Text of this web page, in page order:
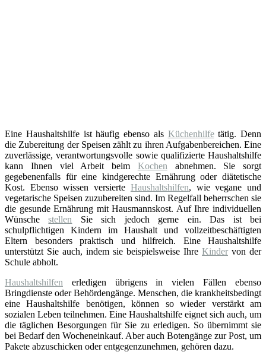
Eine Haushaltshilfe ist häufig ebenso als Küchenhilfetätig. Denn
die Zubereitung der Speisen zählt zu ihren Aufgabenbereichen. Eine
zuverlässige, verantwortungsvolle sowie qualifizierte Haushaltshilfe
kann Ihnen viel Arbeit beim Kochen abnehmen. Sie sorgt
gegebenenfalls für eine kindgerechte Ernährung oder diätetische
Kost. Ebenso wissen versierte Haushaltshilfen, wie vegane und
vegetarische Speisen zuzubereiten sind. Im Regelfall beherrschen sie
die gesunde Ernährung mit Hausmannskost. Auf Ihre individuellen
Wünschestellen Sie sich jedoch gerne ein. Das ist bei
schulpflichtigen Kindern im Haushalt und vollzeitbeschäftigten
Eltern besonders praktisch und hilfreich. Eine Haushaltshilfe
unterstützt Sie auch, indem sie beispielsweise Ihre Kinder von der
Schule abholt.
Haushaltshilfen erledigen übrigens in vielen Fällen ebenso
Bringdienste oder Behördengänge. Menschen, die krankheitsbedingt
eine Haushaltshilfe benötigen, können so wieder verstärkt am
sozialen Leben teilnehmen. Eine Haushaltshilfe eignet sich auch, um
die täglichen Besorgungen für Sie zu erledigen. So übernimmt sie
bei Bedarf den Wocheneinkauf. Aber auch Botengänge zur Post, um
Pakete abzuschicken oder entgegenzunehmen, gehören dazu.